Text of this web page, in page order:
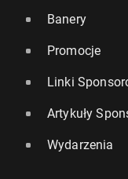
Banery
Promocje
Linki
Artykuły
Wydarzenia